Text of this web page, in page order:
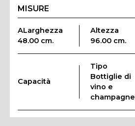
MISURE
ALarghezza
48.00 cm.
Altezza
96.00 cm.
Capacità
Tipo
Bottiglie di
vino e
champagne